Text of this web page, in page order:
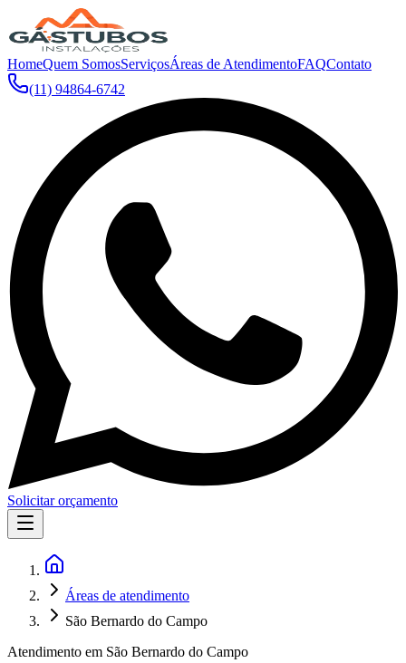
HomeQuem SomosServiçosÁreas de AtendimentoFAQContato
(11) 94864-6742
Solicitar orçamento
Áreas de atendimento
São Bernardo do Campo
Atendimento em São Bernardo do Campo